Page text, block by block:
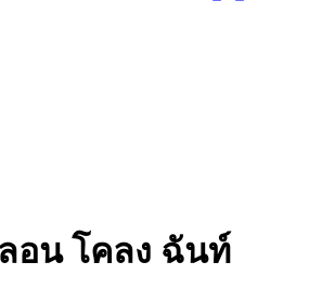
อน โคลง ฉันท์